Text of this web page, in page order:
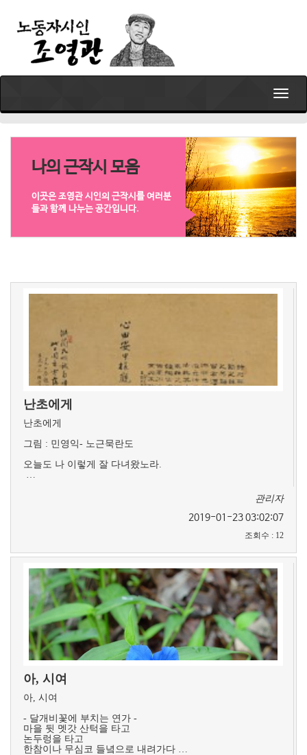
T
o
g
l
n
a
v
i
g
나의 근작시 모음
이곳은 조영관 시인의 근작시를 여러분
들과 함께 나누는 공간입니다.
난초에게
난초에게
그림 : 민영익- 노근묵란도
오늘도 나 이렇게 잘 다녀왔노라.
관리자
2019-01-23 03:02:07
조회수 : 12
아, 시여
아, 시여
- 달개비꽃에 부치는 연가 -
마을 뒷 멧갓 산턱을 타고
논두렁을 타고
한참이나 무심코 들녘으로 내려가다 …